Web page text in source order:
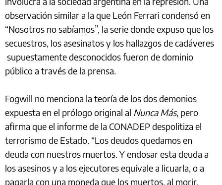
observación similar a la que León Ferrari condensó en
“Nosotros no sabíamos”, la serie donde expuso que los
secuestros, los asesinatos y los hallazgos de cadáveres
supuestamente desconocidos fueron de dominio
público a través de la prensa.
Fogwill no menciona la teoría de los dos demonios
expuesta en el prólogo original al Nunca Más, pero
afirma que el informe de la CONADEP despolitiza el
terrorismo de Estado. “Los deudos quedamos en
deuda con nuestros muertos. Y endosar esta deuda a
los asesinos y a los ejecutores equivale a licuarla, o a
pagarla con una moneda que los muertos, al morir,